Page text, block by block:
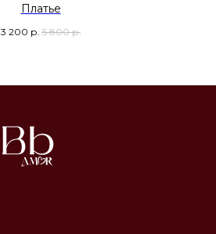
Платье
3 200 р. 5 800 р.